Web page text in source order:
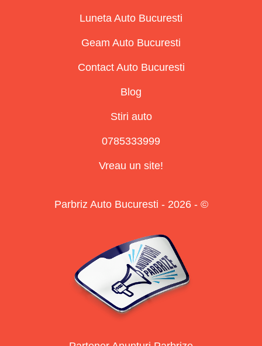
Luneta Auto Bucuresti
Geam Auto Bucuresti
Contact Auto Bucuresti
Blog
Stiri auto
0785333999
Vreau un site!
Parbriz Auto Bucuresti - 2026 - ©